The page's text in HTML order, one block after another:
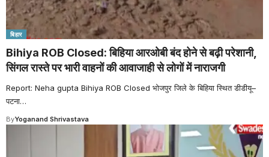
बिहार
Bihiya ROB Closed: बिहिया आरओबी बंद होने से बढ़ी परेशानी,
सिंगल रास्ते पर भारी वाहनों की आवाजाही से लोगों में नाराजगी
Report: Neha gupta Bihiya ROB Closed भोजपुर जिले के बिहिया स्थित डीडीयू–
पटना…
ByYoganand Shrivastava